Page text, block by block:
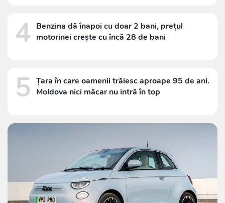
4 Benzina dă înapoi cu doar 2 bani, prețul
motorinei crește cu încă 28 de bani
5 Țara în care oamenii trăiesc aproape 95 de ani.
Moldova nici măcar nu intră în top